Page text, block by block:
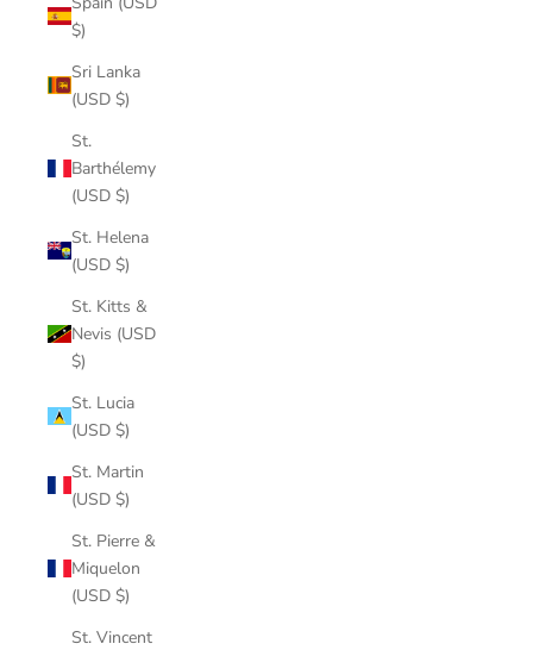
$)
Sri Lanka
(USD $)
St.
Barthélemy
(USD $)
St. Helena
(USD $)
St. Kitts &
Nevis (USD
$)
St. Lucia
(USD $)
St. Martin
(USD $)
St. Pierre &
Miquelon
(USD $)
St. Vincent